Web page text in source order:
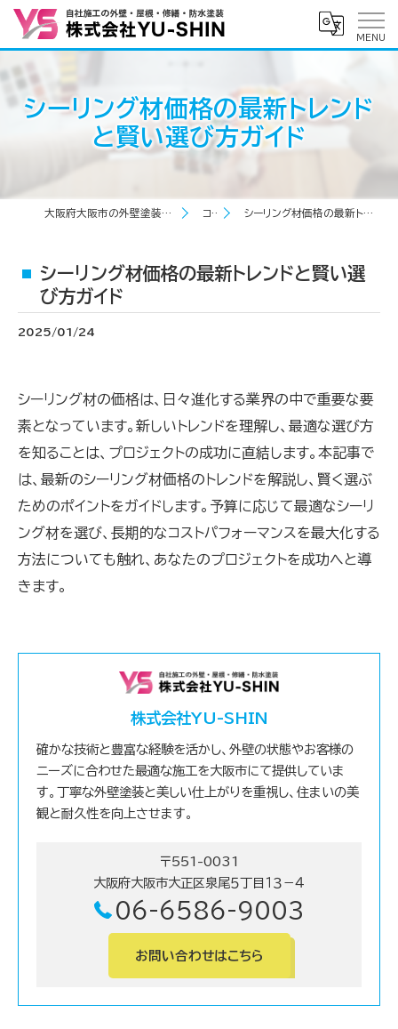
シーリング材価格の最新トレンド
と賢い選び方ガイド
大阪府大阪市の外壁塗装なら株式会社YU-SHIN コラム シーリング材価格の最新トレンドと賢い選び方ガイド
シーリング材価格の最新トレンドと賢い選
び方ガイド
2025/01/24
シーリング材の価格は、日々進化する業界の中で重要な要
素となっています。新しいトレンドを理解し、最適な選び方
を知ることは、プロジェクトの成功に直結します。本記事で
は、最新のシーリング材価格のトレンドを解説し、賢く選ぶ
ためのポイントをガイドします。予算に応じて最適なシーリ
ング材を選び、長期的なコストパフォーマンスを最大化する
方法についても触れ、あなたのプロジェクトを成功へと導
きます。
株式会社YU-SHIN
確かな技術と豊富な経験を活かし、外壁の状態やお客様の
ニーズに合わせた最適な施工を大阪市にて提供していま
す。丁寧な外壁塗装と美しい仕上がりを重視し、住まいの美
観と耐久性を向上させます。
〒551-0031
大阪府大阪市大正区泉尾５丁目１３－４
06-6586-9003
お問い合わせはこちら